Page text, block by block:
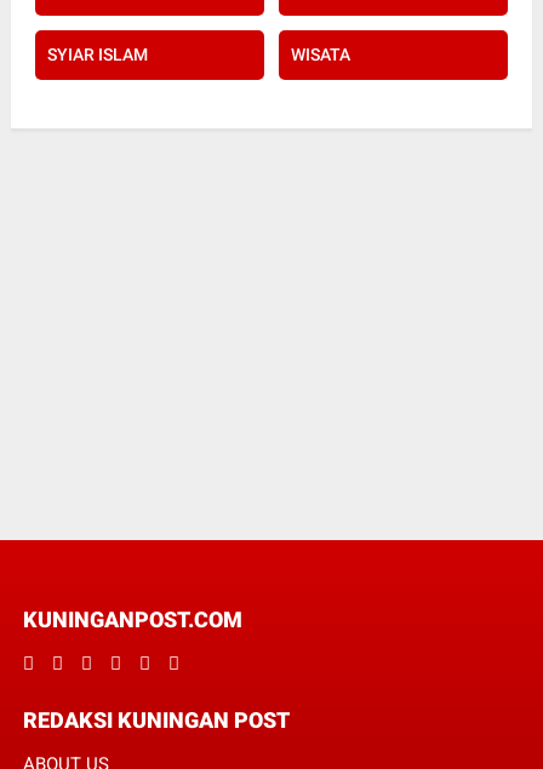
SYIAR ISLAM WISATA
KUNINGANPOST.COM
REDAKSI KUNINGAN POST
ABOUT US